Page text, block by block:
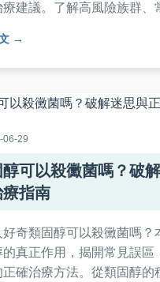
建議。了解高風險族群、
06-29
可以殺黴菌嗎？破
指南
好奇類固醇可以殺黴菌嗎？
的真正作用，揭開常見誤區
正確治療方法。從類固醇的